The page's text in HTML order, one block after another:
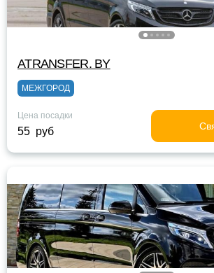
ATRANSFER. BY
МЕЖГОРОД
Цена посадки
55 руб